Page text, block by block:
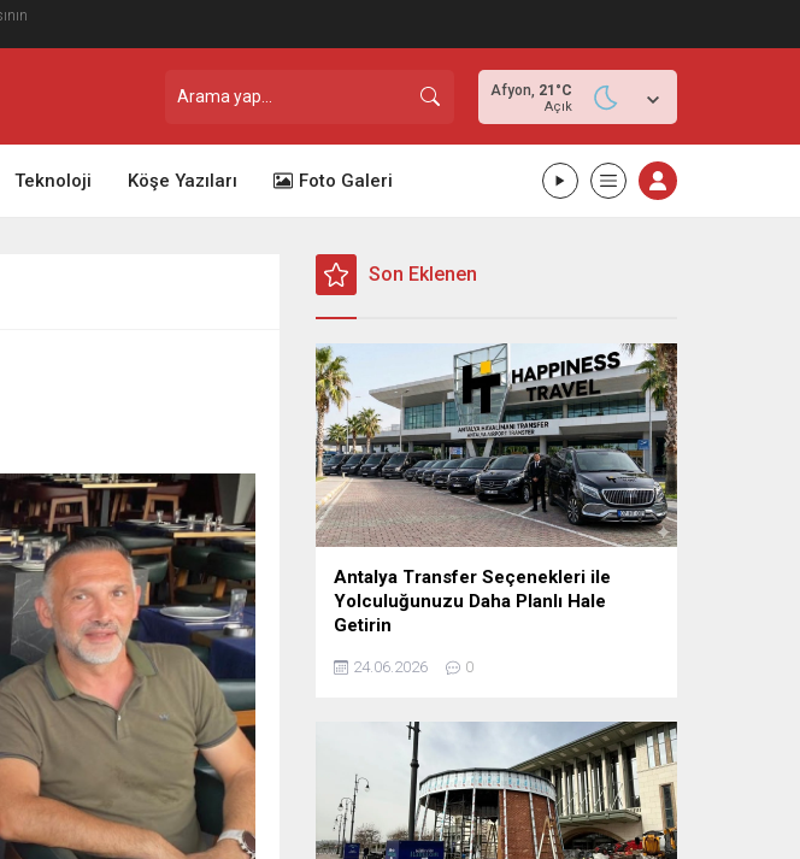
Afyon, 21 °C
Açık
Teknoloji Köşe Yazıları Foto Galeri
Son Eklenen
Antalya Transfer Seçenekleri ile
Yolculuğunuzu Daha Planlı Hale
Getirin
önemli detaylardan biri, varış noktasında
Antalya gibi uluslararası yoğunluğu yüksek
bir destinasyonda, havalimanından otellere
veya şehir içi noktalara ulaşımın önceden
planlanması büyük kolaylık sağlar.
Günümüzde birçok ziyaretçi, klasik ulaşım
yöntemleri yerine önceden organize edilen
24.06.2026 0